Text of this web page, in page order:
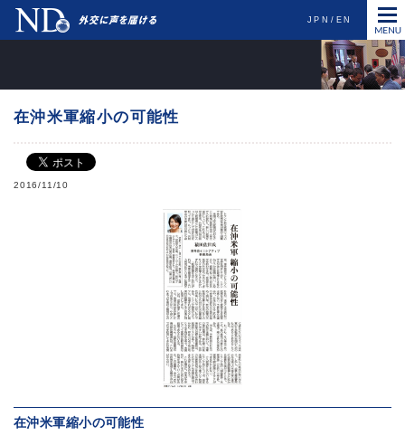
JPN EN
在沖米軍縮小の可能性
2016/11/10
在沖米軍縮小の可能性